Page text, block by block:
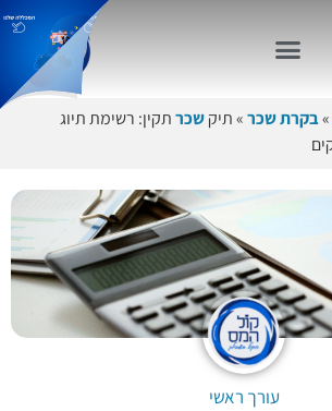
בקרת שכר»תיקשכרתקין: רשימת תיוג
עורך ראשי